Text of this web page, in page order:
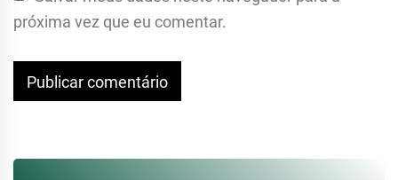
próxima vez que eu comentar.